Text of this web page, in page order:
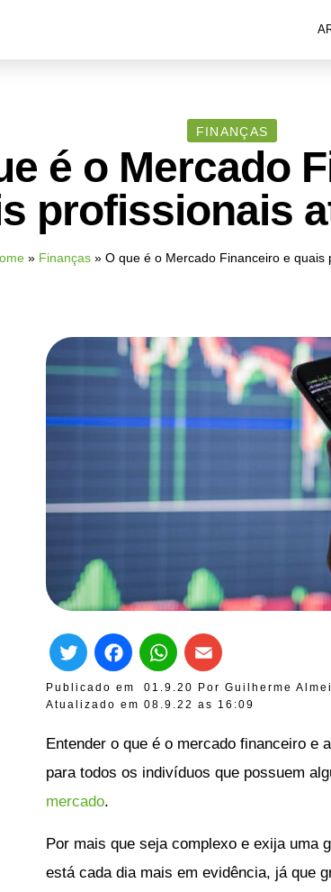
FINANÇAS
é o Mercado
profissionais
» Finanças » O que é o Mercado Financeiro e quais
Publicado em 01.9.20 Por Guilherme
Atualizado em 08.9.22 as 16:09
TwitterFacebook
WhatsApp
Entender o que é o mercado financeiro e
para todos os indivíduos que possuem
mercado.
Por mais que seja complexo e exija uma
está cada dia mais em evidência, já que